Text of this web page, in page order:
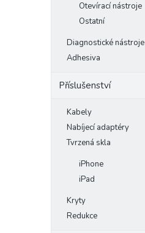
Otevírací nástroje
Ostatní
Diagnostické nástroje
Adhesiva
Příslušenství
Kabely
Nabíjecí adaptéry
Tvrzená skla
iPhone
iPad
Kryty
Redukce